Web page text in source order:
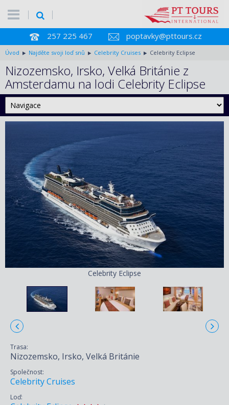
257 225 467 poptavky@pttours.cz
Úvod Najděte svoji loď snů Celebrity Cruises Celebrity Eclipse
Nizozemsko, Irsko, Velká Británie z
Amsterdamu na lodi Celebrity Eclipse
Celebrity Eclipse
Trasa:
Nizozemsko, Irsko, Velká Británie
Společnost:
Celebrity Cruises
Loď: